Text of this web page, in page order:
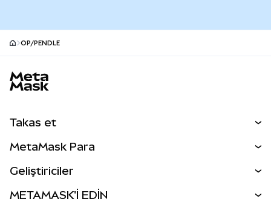
OP/PENDLE
Takas et
Perps
MetaMask Para
Geliştiriciler
METAMASK'İ EDİN